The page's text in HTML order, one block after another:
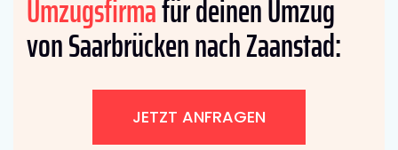
Umzugsfirmafür deinen Umzug
von Saarbrücken nach Zaanstad:
JETZT ANFRAGEN